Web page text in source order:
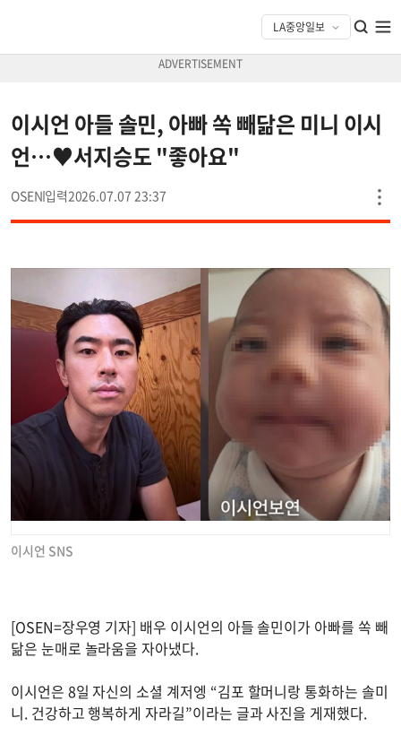
이시언 아들 솔민, 아빠 쏙 빼닮은 미니 이시
언…♥서지승도 "좋아요"
OSEN 2026.07.07 23:37
이시언 SNS
[OSEN=장우영 기자] 배우 이시언의 아들 솔민이가 아빠를 쏙 빼
닮은 눈매로 놀라움을 자아냈다.
이시언은 8일 자신의 소셜 계저엥 “김포 할머니랑 통화하는 솔미
니. 건강하고 행복하게 자라길”이라는 글과 사진을 게재했다.